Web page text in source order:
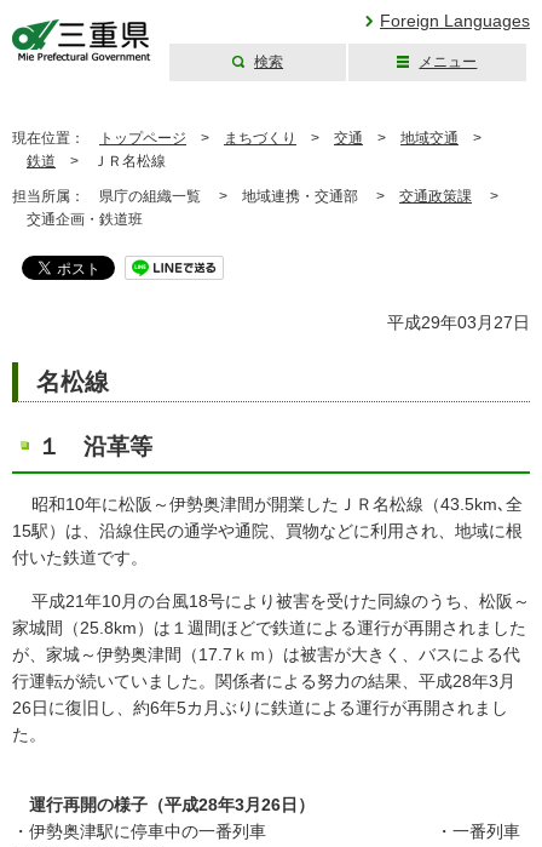
Foreign Languages
検索 メニュー
現在位置： トップページ > まちづくり > 交通 > 地域交通 >
鉄道 > ＪＲ名松線
担当所属： 県庁の組織一覧 > 地域連携・交通部 > 交通政策課 >
交通企画・鉄道班
平成29年03月27日
名松線
１ 沿革等
昭和10年に松阪～伊勢奥津間が開業したＪＲ名松線（43.5km､全
15駅）は、沿線住民の通学や通院、買物などに利用され、地域に根
付いた鉄道です。
平成21年10月の台風18号により被害を受けた同線のうち、松阪～
家城間（25.8km）は１週間ほどで鉄道による運行が再開されました
が、家城～伊勢奥津間（17.7ｋｍ）は被害が大きく、バスによる代
行運転が続いていました。関係者による努力の結果、平成28年3月
26日に復旧し、約6年5カ月ぶりに鉄道による運行が再開されまし
た。
運行再開の様子（平成28年3月26日）
・伊勢奥津駅に停車中の一番列車 ・一番列車